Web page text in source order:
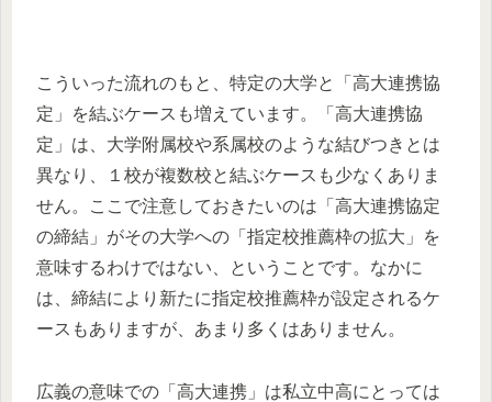
こういった流れのもと、特定の大学と「高大連携協
定」を結ぶケースも増えています。「高大連携協
定」は、大学附属校や系属校のような結びつきとは
異なり、１校が複数校と結ぶケースも少なくありま
せん。ここで注意しておきたいのは「高大連携協定
の締結」がその大学への「指定校推薦枠の拡大」を
意味するわけではない、ということです。なかに
は、締結により新たに指定校推薦枠が設定されるケ
ースもありますが、あまり多くはありません。
広義の意味での「高大連携」は私立中高にとっては